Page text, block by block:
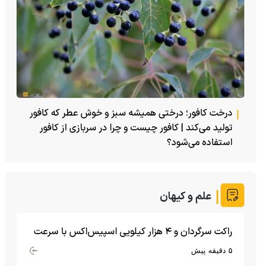
درخت کافور؛ درختی همیشه سبز و خوش عطر که کافور
تولید می‌کند | کافور چیست و چرا در سربازی از کافور
استفاده می‌شود؟
علم و کیهان
راکت سرگردان و ۴ هزار کیلویی اسپیس‌اکس با سرعت
هشت هزار و ۶۹۰ کیلومتر در ساعت به ماه برخورد کرد
۵ دقیقه پیش